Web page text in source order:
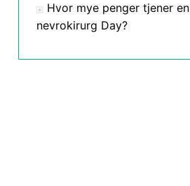
Hvor mye penger tjener en
nevrokirurg Day?